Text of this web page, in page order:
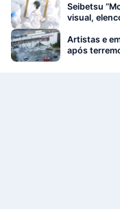
Seibetsu
visual,
Artistas e
após